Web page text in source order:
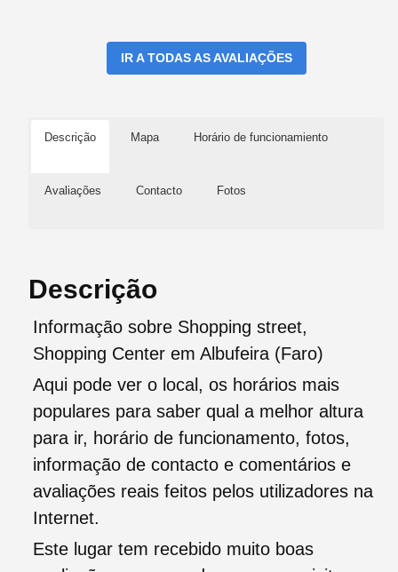
IR A TODAS AS AVALIAÇÕES
Descrição Mapa Horário de funcionamiento
Avaliações Contacto Fotos
Descrição
Informação sobre Shopping street,
Shopping Center em Albufeira (Faro)
Aqui pode ver o local, os horários mais
populares para saber qual a melhor altura
para ir, horário de funcionamento, fotos,
informação de contacto e comentários e
avaliações reais feitos pelos utilizadores na
Internet.
Este lugar tem recebido muito boas